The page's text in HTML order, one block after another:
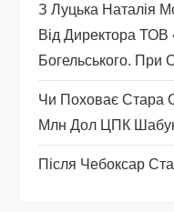
в
З Луцька Наталія
Від Директора
Богельського. При
Чи Поховає Стара
Млн Дол ЦПК
Після Чебоксар